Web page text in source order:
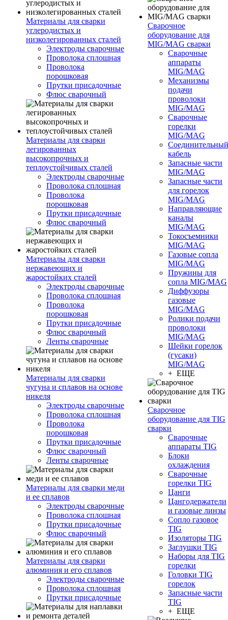
Материалы для сварки
углеродистых и
низколегированных сталей
Электроды сварочные
Проволока сплошная
Проволока
порошковая
Прутки присадочные
Флюс сварочный
Материалы для сварки
легированных
высокопрочных и
теплоустойчивых сталей
Электроды сварочные
Проволока сплошная
Проволока
порошковая
Прутки присадочные
Флюс сварочный
Материалы для сварки
нержавеющих и
жаростойких сталей
Электроды сварочные
Проволока сплошная
Проволока
порошковая
Прутки присадочные
Флюс сварочный
Ленты сварочные
Материалы для сварки
чугуна и сплавов на основе
никеля
Электроды сварочные
Проволока сплошная
Проволока
порошковая
Прутки присадочные
Флюс сварочный
Ленты сварочные
Материалы для сварки меди
и ее сплавов
Электроды сварочные
Проволока сплошная
Прутки присадочные
Флюс сварочный
Материалы для сварки
алюминия и его сплавов
Электроды сварочные
Проволока сплошная
Прутки присадочные
Сварочное
оборудование для
MIG/MAG сварки
Сварочные
аппараты
MIG/MAG
Механизмы
подачи
проволоки
MIG/MAG
Сварочные
горелки
MIG/MAG
Соединительный
кабель
Запасные части
MIG/MAG
Запасные части
для горелок
MIG/MAG
Направляющие
каналы
MIG/MAG
Токосъемники
MIG/MAG
Газовые сопла
MIG/MAG
Пружины для
сопла MIG/MAG
Диффузоры
газовые
MIG/MAG
Ролики подачи
проволоки
MIG/MAG
Шейки горелок
(гусаки)
MIG/MAG
+ ЕЩЕ
Сварочное
оборудование для TIG
сварки
Сварочные
аппараты TIG
Блоки
охлаждения
Сварочные
горелки TIG
Цанги
Цангодержатели
и газовые линзы
Сопло газовое
TIG
Изоляторы TIG
Заглушки TIG
Наборы для TIG
горелки
Головки TIG
горелок
Запасные части
TIG
+ ЕЩЕ